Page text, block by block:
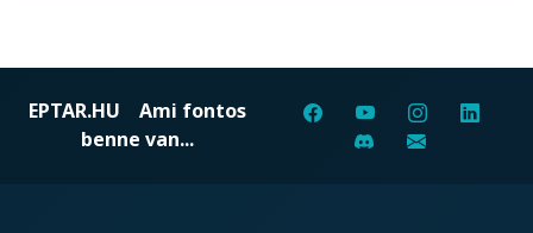
EPTAR.HU Ami fontos
benne van...